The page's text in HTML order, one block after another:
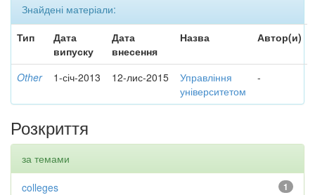
Знайдені матеріали:
Тип
Дата
випуску
Дата
внесення
Назва Автор(и)
Other 1-січ-2013 12-лис-2015
Управління
університетом
-
Розкриття
за темами
1
colleges